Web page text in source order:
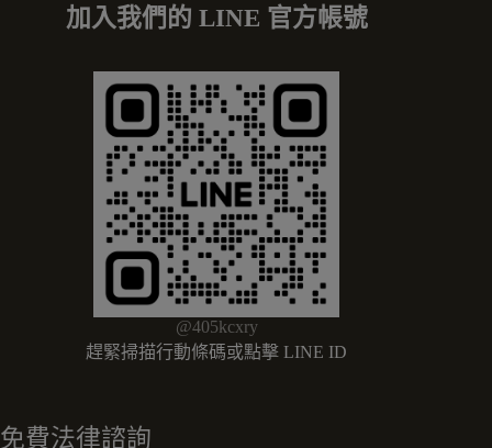
加入我們的 LINE 官方帳號
@405kcxry
趕緊掃描行動條碼或點擊 LINE ID
免費法律諮詢